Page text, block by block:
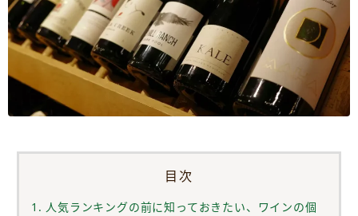
目次
1. 人気ランキングの前に知っておきたい、ワインの個